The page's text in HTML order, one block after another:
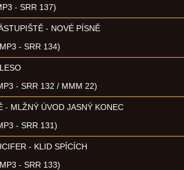
- SRR 137)
- NOVÉ PÍSNĚ
- SRR 134)
- SRR 132 / MMM 22)
- MLŽNÝ ÚVOD JASNÝ KONEC
- SRR 131)
- KLID SPÍCÍCH
- SRR 133)